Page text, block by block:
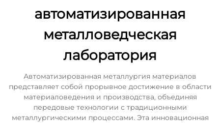
автоматизированная
металловедческая
лаборатория
Автоматизированная металлургия материалов
представляет собой прорывное достижение в области
материаловедения и производства, объединяя
передовые технологии с традиционными
металлургическими процессами. Эта инновационная